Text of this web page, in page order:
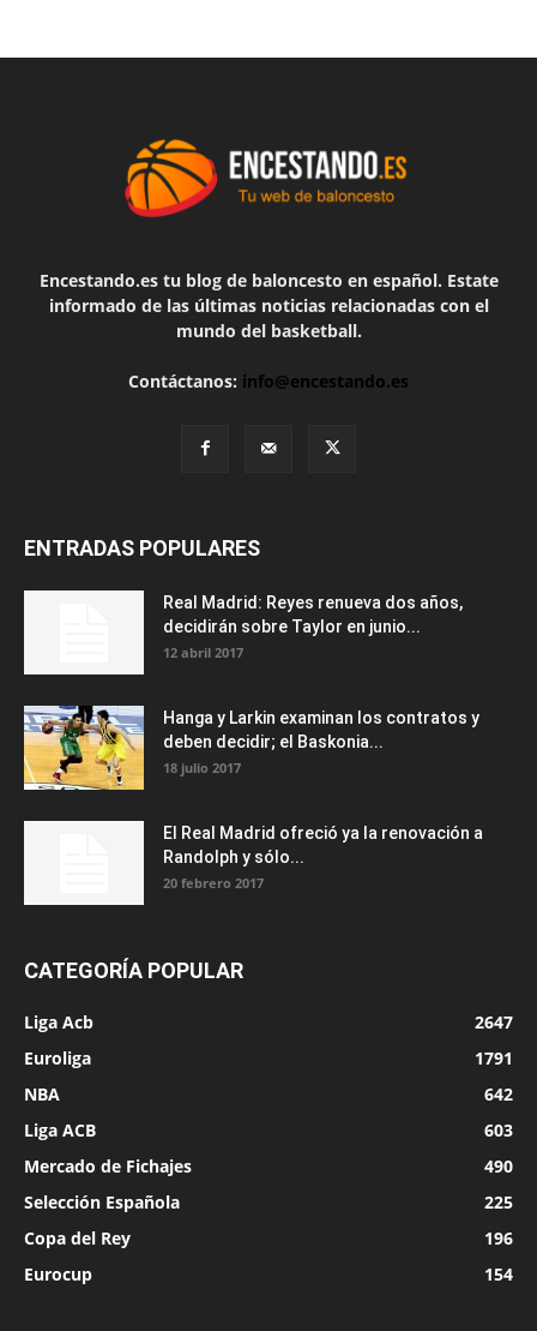
Encestando.es tu blog de baloncesto en español. Estate
informado de las últimas noticias relacionadas con el
mundo del basketball.
Contáctanos: info@encestando.es
ENTRADAS POPULARES
Real Madrid: Reyes renueva dos años,
decidirán sobre Taylor en junio...
12 abril 2017
Hanga y Larkin examinan los contratos y
deben decidir; el Baskonia...
18 julio 2017
El Real Madrid ofreció ya la renovación a
Randolph y sólo...
20 febrero 2017
CATEGORÍA POPULAR
Liga Acb
2647
Euroliga
1791
NBA
642
Liga ACB
603
Mercado de Fichajes
490
Selección Española
225
Copa del Rey
196
Eurocup
154